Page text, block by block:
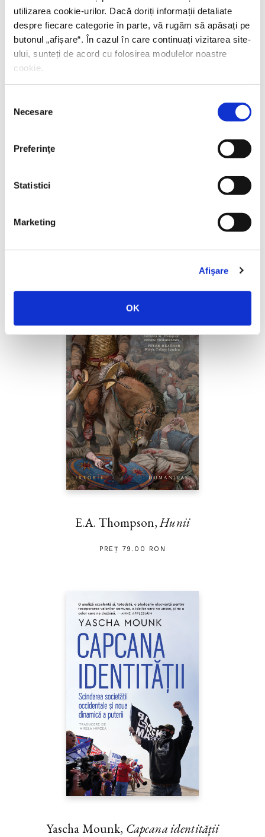
utilizarea cookie-urilor. Dacă doriți informații detaliate
despre fiecare categorie în parte, vă rugăm să apăsați pe
butonul „ afișare“. În cazul în care continuați vizitarea site-
ului, sunteți de acord cu folosirea modulelor noastre
cookie.
consimțământului
Necesare
Preferinţe
Statistici
Marketing
Afişare
OK
Thierry Wolton, Lumea noastră orwelliană
E.A. Thompson,Hunii
PREȚ 79.00 RON
Yascha Mounk, Capcana identității